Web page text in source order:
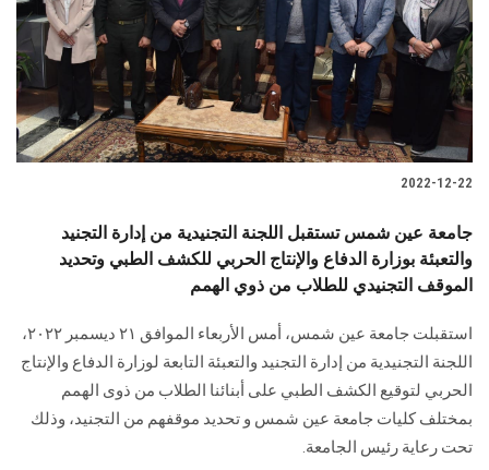
2022-12-22
جامعة عين شمس تستقبل اللجنة التجنيدية من إدارة التجنيد
والتعبئة بوزارة الدفاع والإنتاج الحربي للكشف الطبي وتحديد
الموقف التجنيدي للطلاب من ذوي الهمم
استقبلت جامعة عين شمس، أمس الأربعاء الموافق ٢١ ديسمبر ٢٠٢٢،
اللجنة التجنيدية من إدارة التجنيد والتعبئة التابعة لوزارة الدفاع والإنتاج
الحربي لتوقيع الكشف الطبي على أبنائنا الطلاب من ذوى الهمم
بمختلف كليات جامعة عين شمس و تحديد موقفهم من التجنيد، وذلك
تحت رعاية رئيس الجامعة.